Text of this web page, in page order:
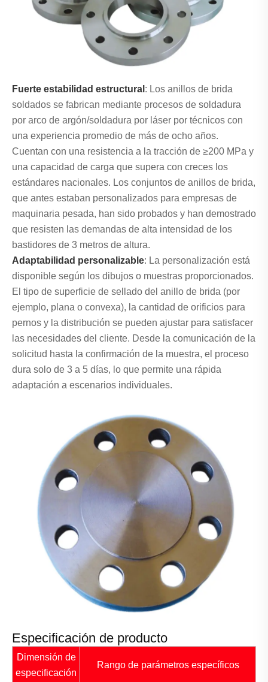
Fuerte estabilidad estructural : Los anillos de brida
soldados se fabrican mediante procesos de soldadura
por arco de argón/soldadura por láser por técnicos con
una experiencia promedio de más de ocho años.
Cuentan con una resistencia a la tracción de ≥200 MPa y
una capacidad de carga que supera con creces los
estándares nacionales. Los conjuntos de anillos de brida,
que antes estaban personalizados para empresas de
maquinaria pesada, han sido probados y han demostrado
que resisten las demandas de alta intensidad de los
bastidores de 3 metros de altura.
Adaptabilidad personalizable: La personalización está
disponible según los dibujos o muestras proporcionados.
El tipo de superficie de sellado del anillo de brida (por
ejemplo, plana o convexa), la cantidad de orificios para
pernos y la distribución se pueden ajustar para satisfacer
las necesidades del cliente. Desde la comunicación de la
solicitud hasta la confirmación de la muestra, el proceso
dura solo de 3 a 5 días, lo que permite una rápida
adaptación a escenarios individuales.
Especificación de producto
Dimensión de
especificación
Rango de parámetros específicos